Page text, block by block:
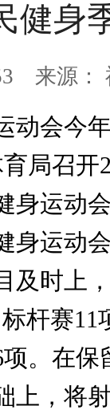
健身
来源：
会今年
局召开
身运动
身运动
及时上
杆赛11
。在保
上，将